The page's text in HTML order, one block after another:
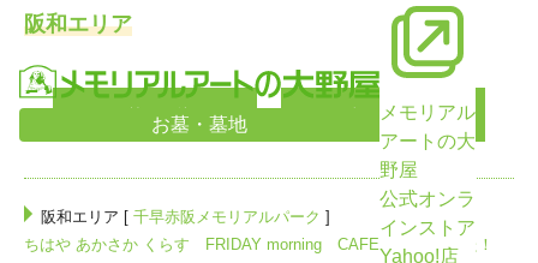
お墓・墓地
メモリアル
アートの大
野屋
公式オンラ
インストア
Yahoo!店
阪和エリア
<前の10件 次の10件>
阪和エリア [ 千早赤阪メモリアルパーク ]
ちはや あかさか くらす FRIDAY morning CAFE に行きました！